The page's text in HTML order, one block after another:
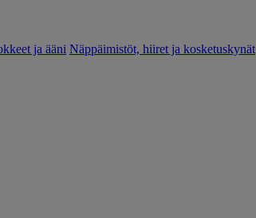
ja ääni Näppäimistöt, hiiret ja kosketuskynät